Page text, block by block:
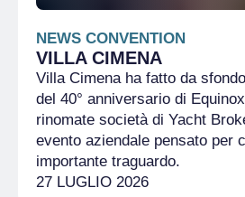
NEWS CONVENTION
VILLA CIMENA
Villa Cimena ha fatto da
del 40° anniversario di
rinomate società di Yacht
evento aziendale pensato per
importante traguardo.
27 LUGLIO 2026